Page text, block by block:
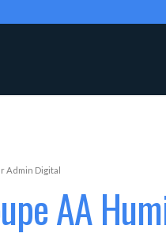
Admin Digital
AA